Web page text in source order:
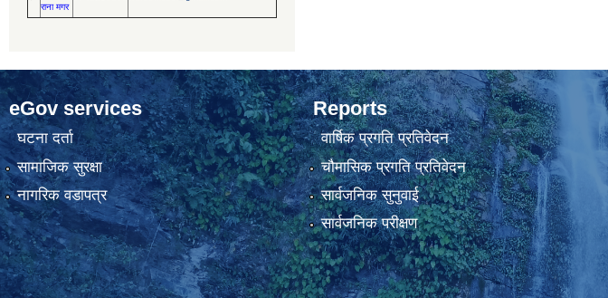
राना मगर
eGov services
घटना दर्ता
सामाजिक सुरक्षा
नागरिक वडापत्र
Reports
वार्षिक प्रगति प्रतिवेदन
चौमासिक प्रगति प्रतिवेदन
सार्वजनिक सुनुवाई
सार्वजनिक परीक्षण